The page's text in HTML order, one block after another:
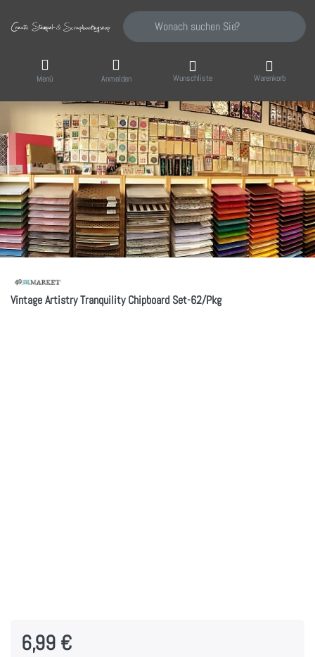
Geben Sie einen Suchbegriff ein. Während
Menü Anmelden Wunschliste Warenkorb
Vintage Artistry Tranquility Chipboard Set-62/Pkg
6,99 €